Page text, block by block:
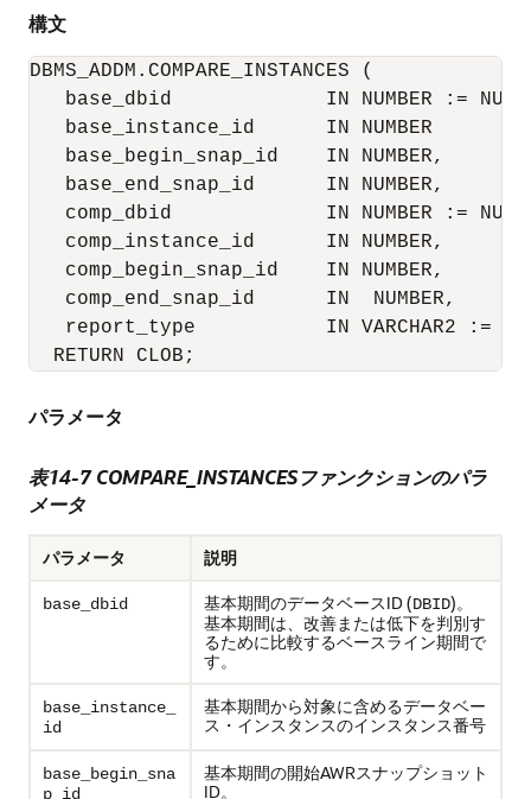
構文
DBMS_ADDM.COMPARE_INSTANCES (
base_dbid             IN NUMBER :=
   base_instance_id      IN NUMBER
   base_begin_snap_id    IN NUMBER,
   base_end_snap_id      IN NUMBER,
comp_dbid             IN NUMBER :=
   comp_instance_id      IN NUMBER,
   comp_begin_snap_id    IN NUMBER,
   comp_end_snap_id      IN  NUMBER,
report_type           IN VARCHAR2 :=
  RETURN CLOB;
パラメータ
表14-7 COMPARE_INSTANCESファンクションのパラ
メータ
パラメータ 説明
base_dbid 基本期間のデータベースID (DBID)。
基本期間は、改善または低下を判別す
るために比較するベースライン期間で
す。
base_instance_
id
基本期間から対象に含めるデータベー
ス・インスタンスのインスタンス番号
base_begin_sna
p_id
基本期間の開始AWRスナップショット
ID。